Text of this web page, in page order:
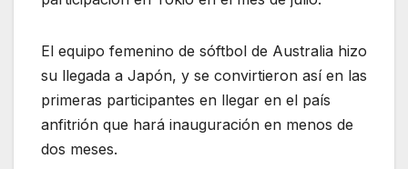
El equipo femenino de sóftbol de Australia hizo
su llegada a Japón, y se convirtieron así en las
primeras participantes en llegar en el país
anfitrión que hará inauguración en menos de
dos meses.